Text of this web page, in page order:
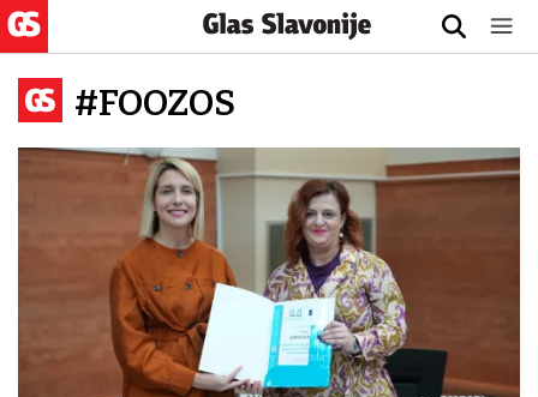
#FOOZOS